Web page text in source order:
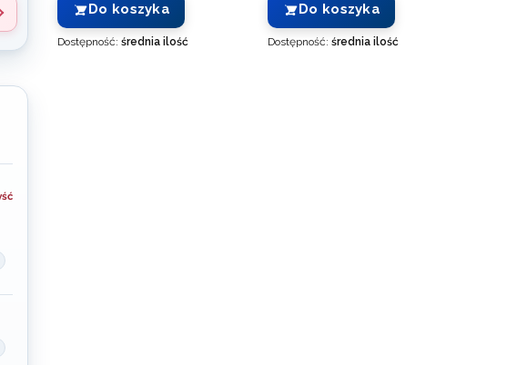
Do koszyka
Dostępność: średnia ilość
Do koszyka
Dostępność: średnia ilość